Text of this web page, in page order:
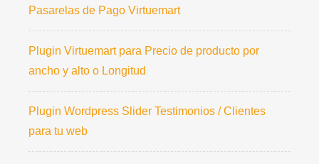
Pasarelas de Pago Virtuemart
Plugin Virtuemart para Precio de producto por
ancho y alto o Longitud
Plugin Wordpress Slider Testimonios / Clientes
para tu web